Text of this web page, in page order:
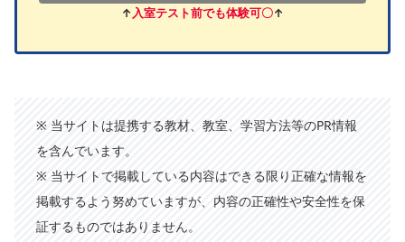
↑入室テスト前でも体験可〇↑
※ 当サイトは提携する教材、教室、学習方法等のPR情報
を含んでいます。
※ 当サイトで掲載している内容はできる限り正確な情報を
掲載するよう努めていますが、内容の正確性や安全性を保
証するものではありません。